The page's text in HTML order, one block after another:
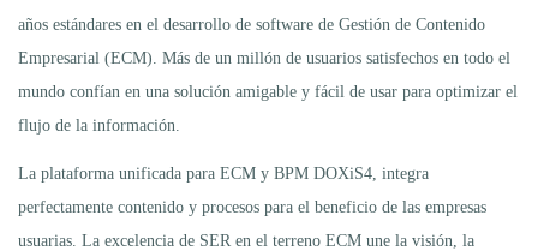
años estándares en el desarrollo de software de Gestión de Contenido
Empresarial (ECM). Más de un millón de usuarios satisfechos en todo el
mundo confían en una solución amigable y fácil de usar para optimizar el
flujo de la información.
La plataforma unificada para ECM y BPM DOXiS4, integra
perfectamente contenido y procesos para el beneficio de las empresas
usuarias. La excelencia de SER en el terreno ECM une la visión, la